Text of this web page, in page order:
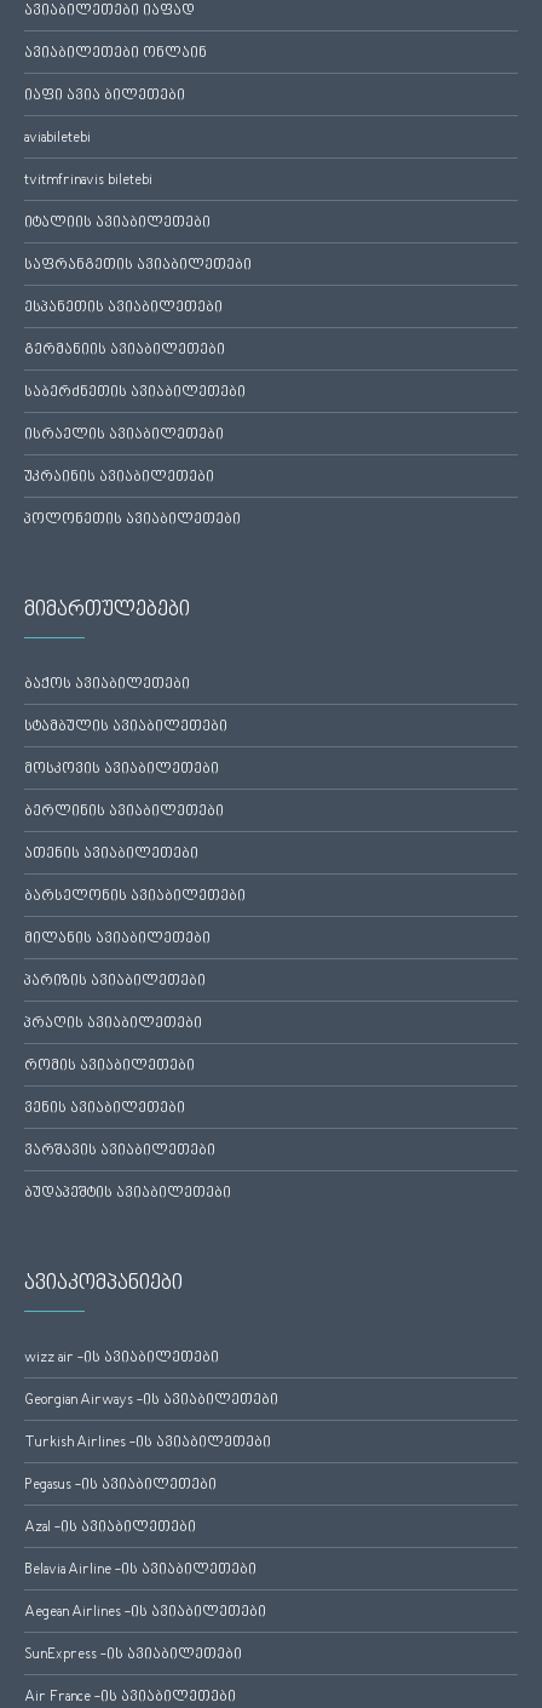
ავიაბილეთები იაფად
ავიაბილეთები ონლაინ
იაფი ავია ბილეთები
aviabiletebi
tvitmfrinavis biletebi
იტალიის ავიაბილეთები
საფრანგეთის ავიაბილეთები
ესპანეთის ავიაბილეთები
გერმანიის ავიაბილეთები
საბერძნეთის ავიაბილეთები
ისრაელის ავიაბილეთები
უკრაინის ავიაბილეთები
პოლონეთის ავიაბილეთები
მიმართულებები
ბაქოს ავიაბილეთები
სტამბულის ავიაბილეთები
მოსკოვის ავიაბილეთები
ბერლინის ავიაბილეთები
ათენის ავიაბილეთები
ბარსელონის ავიაბილეთები
მილანის ავიაბილეთები
პარიზის ავიაბილეთები
პრაღის ავიაბილეთები
რომის ავიაბილეთები
ვენის ავიაბილეთები
ვარშავის ავიაბილეთები
ბუდაპეშტის ავიაბილეთები
ავიაკომპანიები
wizz air -ის ავიაბილეთები
Georgian Airways -ის ავიაბილეთები
Turkish Airlines -ის ავიაბილეთები
Pegasus -ის ავიაბილეთები
Azal -ის ავიაბილეთები
Belavia Airline -ის ავიაბილეთები
Aegean Airlines -ის ავიაბილეთები
SunExpress -ის ავიაბილეთები
Air France -ის ავიაბილეთები